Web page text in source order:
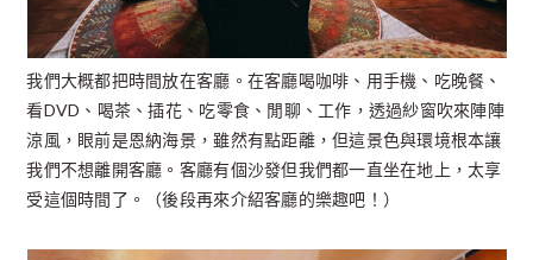
我們大概都把時間放在客廳。在客廳喝咖啡、用手機、吃晚餐、
看DVD、喝茶、插花、吃零食、閒聊、工作，透過紗窗吹來陣陣
涼風，眼前是恩納海景，雖然有點距離，但這景色與環境根本讓
我們不想離開客廳。客廳有個沙發但我們都一直坐在地上，太享
受這個時間了。（後段再來介紹客廳的樂趣吧！）